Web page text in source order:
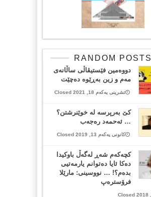
RANDOM POSTS
دووەمین فێستیڤاڵی ساڵانەی
مەم و زین بەڕێوە دەچێت
تشرینی یەکەم 18, 2021 Closed
كێ به‌رپرسه‌ له‌ خوێنرشتن؟
… ئه‌حمه‌د ره‌جه‌ب
کانونی یەکەم 13, 2019 Closed
كچه‌كه‌م شه‌ڕ له‌گه‌ڵ باوكیدا
ده‌كا ئایا ده‌توانم یارمه‌تیی
بده‌م؟! … نووسینی: مارێلا
فرۆستره‌پ